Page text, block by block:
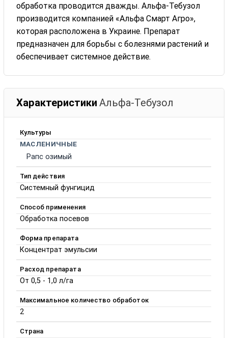
обработка проводится дважды. Альфа-Тебузол
производится компанией «Альфа Смарт Агро»,
которая расположена в Украине. Препарат
предназначен для борьбы с болезнями растений и
обеспечивает системное действие.
Характеристики Альфа-Тебузол
Культуры
МАСЛЕНИЧНЫЕ
Рапс озимый
Тип действия
Системный фунгицид
Способ применения
Обработка посевов
Форма препарата
Концентрат эмульсии
Расход препарата
От 0,5 - 1,0 л/га
Максимальное количество обработок
2
Страна